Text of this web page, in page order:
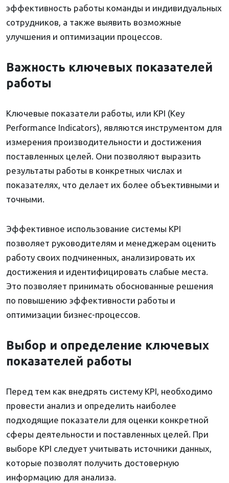
эффективность работы команды и индивидуальных
сотрудников, а также выявить возможные
улучшения и оптимизации процессов.
Важность ключевых показателей
работы
Ключевые показатели работы, или KPI (Key
Performance Indicators), являются инструментом для
измерения производительности и достижения
поставленных целей. Они позволяют выразить
результаты работы в конкретных числах и
показателях, что делает их более объективными и
точными.
Эффективное использование системы KPI
позволяет руководителям и менеджерам оценить
работу своих подчиненных, анализировать их
достижения и идентифицировать слабые места.
Это позволяет принимать обоснованные решения
по повышению эффективности работы и
оптимизации бизнес-процессов.
Выбор и определение ключевых
показателей работы
Перед тем как внедрять систему KPI, необходимо
провести анализ и определить наиболее
подходящие показатели для оценки конкретной
сферы деятельности и поставленных целей. При
выборе KPI следует учитывать источники данных,
которые позволят получить достоверную
информацию для анализа.